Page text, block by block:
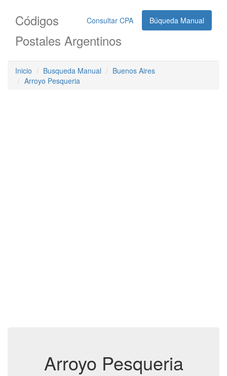
Consultar CPA Búqueda Manual
Códigos
Postales Argentinos
Inicio Busqueda Manual
Buenos Aires
Arroyo Pesqueria
Arroyo Pesqueria